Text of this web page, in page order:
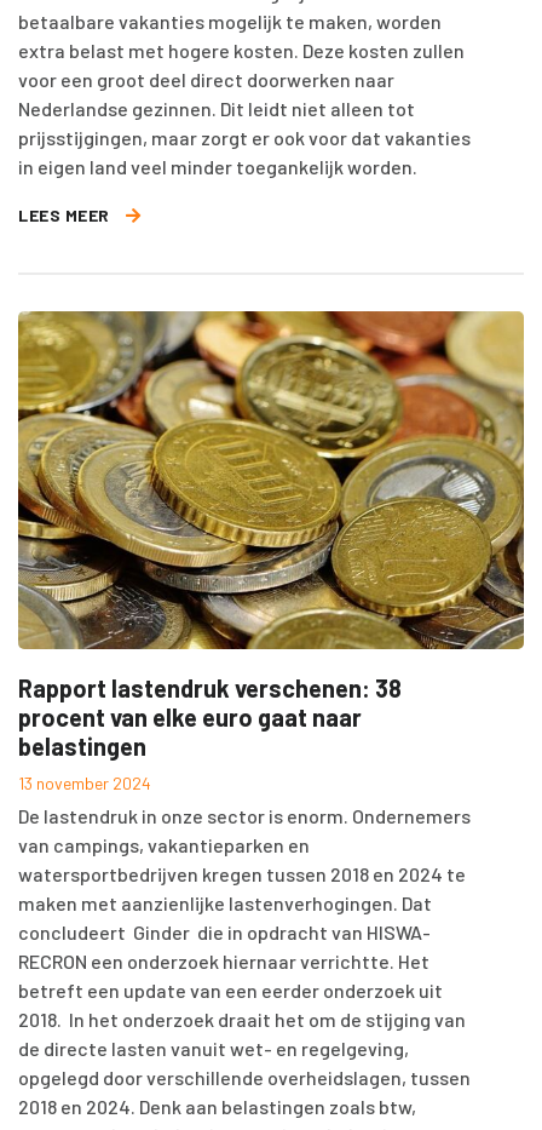
betaalbare vakanties mogelijk te maken, worden
extra belast met hogere kosten. Deze kosten zullen
voor een groot deel direct doorwerken naar
Nederlandse gezinnen. Dit leidt niet alleen tot
prijsstijgingen, maar zorgt er ook voor dat vakanties
in eigen land veel minder toegankelijk worden.
LEES MEER
Rapport lastendruk verschenen: 38
procent van elke euro gaat naar
belastingen
13 november 2024
De lastendruk in onze sector is enorm. Ondernemers
van campings, vakantieparken en
watersportbedrijven kregen tussen 2018 en 2024 te
maken met aanzienlijke lastenverhogingen. Dat
concludeert Ginder die in opdracht van HISWA-
RECRON een onderzoek hiernaar verrichtte. Het
betreft een update van een eerder onderzoek uit
2018. In het onderzoek draait het om de stijging van
de directe lasten vanuit wet- en regelgeving,
opgelegd door verschillende overheidslagen, tussen
2018 en 2024. Denk aan belastingen zoals btw,